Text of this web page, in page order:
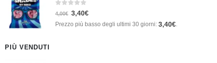
Su 5
4,00€ 3,40€
Prezzo più basso degli ultimi 30 giorni: 3,40€.
PIÙ VENDUTI